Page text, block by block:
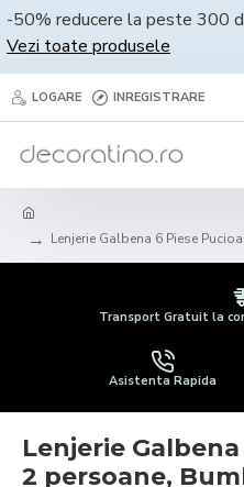
-50% reducere la peste 300
Vezi toate produsele
LOGARE INREGISTRARE
Lenjerie Galbena 6 Piese
Transport Gratuit la
Asistenta Rapida
Lenjerie
2 persoane,